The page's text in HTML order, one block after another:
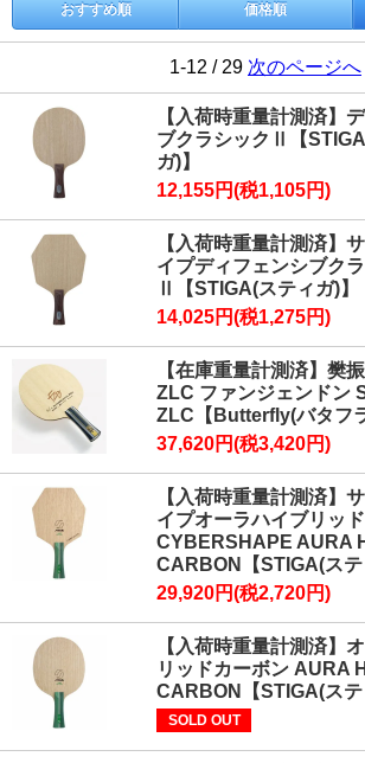
おすすめ順 価格順
1-12 / 29 次のページへ
【入荷時重量計測済】
ブクラシックⅡ【
ガ)】
12,155円(税1,105円)
【入荷時重量計測済】
イプディフェンシブク
Ⅱ【STIGA(スティガ)】
14,025円(税1,275円)
【在庫重量計測済】樊
ZLC ファンジェンドン
ZLC【Butterfly(バタフ
37,620円(税3,420円)
【入荷時重量計測済】
イプオーラハイブリッ
CYBERSHAPE AURA
CARBON【STIGA(ステ
29,920円(税2,720円)
【入荷時重量計測済】
リッドカーボン AURA
CARBON【STIGA(ステ
SOLD OUT